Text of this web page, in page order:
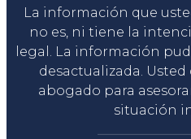
La información que
no es, ni tiene la
legal. La información
desactualizada.
abogado para
situación